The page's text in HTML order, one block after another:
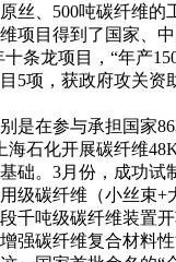
丝、500吨碳纤维的
目得到了国家、中
十条龙项目，“年产
5项，获政府攻关资
在参与承担国家863
石化开展碳纤维48K
础。3月份，成功
级碳纤维（小丝束+
吨级碳纤维装置开
强碳纤维复合材料性